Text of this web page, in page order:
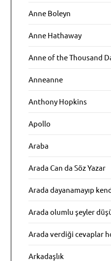
Anne Boleyn
Anne Hathaway
Anne of the Thousand
Anneanne
Anthony Hopkins
Apollo
Araba
Arada Can da Söz Yazar
Arada dayanamayıp
Arada olumlu şeyler
Arada verdiği cevaplar
Arkadaşlık